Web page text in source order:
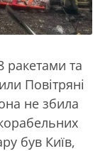
ракетами та
Повітряні
не збила
був Київ,